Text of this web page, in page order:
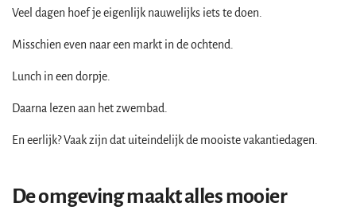
Veel dagen hoef je eigenlijk nauwelijks iets te doen.
Misschien even naar een markt in de ochtend.
Lunch in een dorpje.
Daarna lezen aan het zwembad.
En eerlijk? Vaak zijn dat uiteindelijk de mooiste vakantiedagen.
De omgeving maakt alles mooier